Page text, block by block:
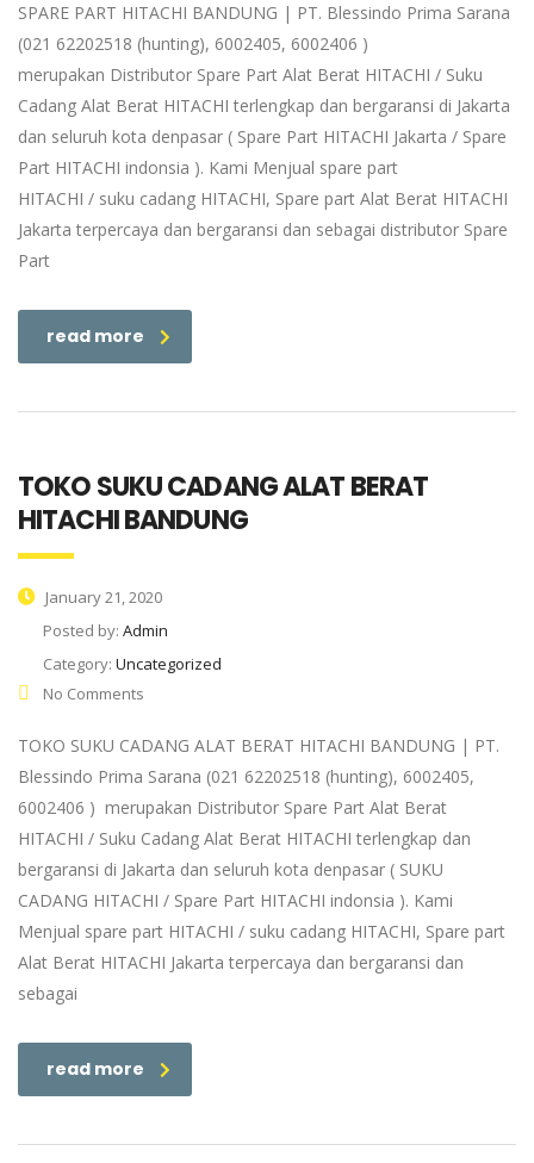
SPARE PART HITACHI BANDUNG | PT. Blessindo Prima Sarana
(021 62202518 (hunting), 6002405, 6002406 )
merupakan Distributor Spare Part Alat Berat HITACHI / Suku
Cadang Alat Berat HITACHI terlengkap dan bergaransi di Jakarta
dan seluruh kota denpasar ( Spare Part HITACHI Jakarta / Spare
Part HITACHI indonsia ). Kami Menjual spare part
HITACHI / suku cadang HITACHI, Spare part Alat Berat HITACHI
Jakarta terpercaya dan bergaransi dan sebagai distributor Spare
Part
read more
TOKO SUKU CADANG ALAT BERAT
HITACHI BANDUNG
January 21, 2020
Posted by: Admin
Category: Uncategorized
No Comments
TOKO SUKU CADANG ALAT BERAT HITACHI BANDUNG | PT.
Blessindo Prima Sarana (021 62202518 (hunting), 6002405,
6002406 ) merupakan Distributor Spare Part Alat Berat
HITACHI / Suku Cadang Alat Berat HITACHI terlengkap dan
bergaransi di Jakarta dan seluruh kota denpasar ( SUKU
CADANG HITACHI / Spare Part HITACHI indonsia ). Kami
Menjual spare part HITACHI / suku cadang HITACHI, Spare part
Alat Berat HITACHI Jakarta terpercaya dan bergaransi dan
sebagai
read more